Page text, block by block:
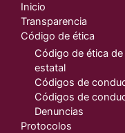
Inicio
Transparencia
Código de ética
Código de ética
estatal
Códigos de
Códigos de
Denuncias
Protocolos